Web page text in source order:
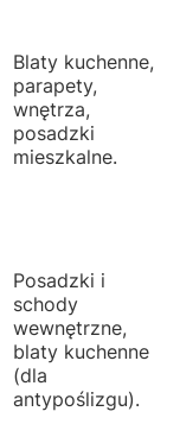
Blaty kuchenne,
parapety,
wnętrza,
posadzki
mieszkalne.
Posadzki i
schody
wewnętrzne,
blaty kuchenne
(dla
antypoślizgu).